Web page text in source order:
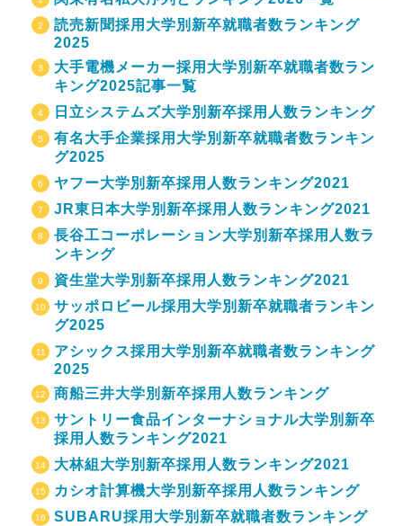
読売新聞採用大学別新卒就職者数ランキング
2025
大手電機メーカー採用大学別新卒就職者数ラン
キング2025記事一覧
日立システムズ大学別新卒採用人数ランキング
有名大手企業採用大学別新卒就職者数ランキン
グ2025
ヤフー大学別新卒採用人数ランキング2021
JR東日本大学別新卒採用人数ランキング2021
長谷工コーポレーション大学別新卒採用人数ラ
ンキング
資生堂大学別新卒採用人数ランキング2021
サッポロビール採用大学別新卒就職者ランキン
グ2025
アシックス採用大学別新卒就職者数ランキング
2025
商船三井大学別新卒採用人数ランキング
サントリー食品インターナショナル大学別新卒
採用人数ランキング2021
大林組大学別新卒採用人数ランキング2021
カシオ計算機大学別新卒採用人数ランキング
SUBARU採用大学別新卒就職者数ランキング